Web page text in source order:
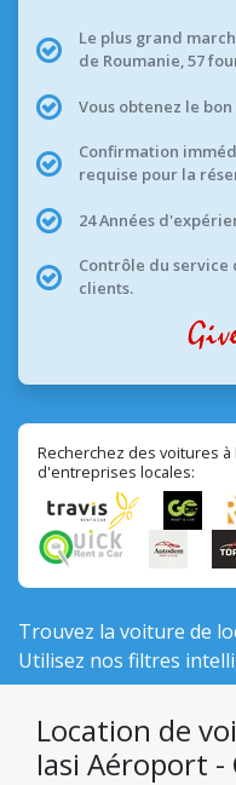
Le plus grand
de Roumanie, 57
Vous obtenez le
Confirmation
requise pour la
24 Années
Contrôle du
clients.
Recherchez des voitures
d'entreprises locales:
Trouvez la voiture de
Utilisez nos filtres
véhicules actifs ici, sur
parmi 8 entreprises
Location de
Iasi Aéroport -